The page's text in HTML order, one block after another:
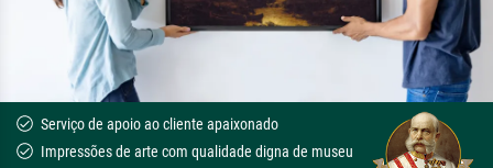
Serviço de apoio ao cliente apaixonado
Impressões de arte com qualidade digna de museu